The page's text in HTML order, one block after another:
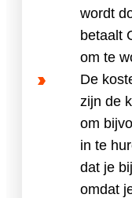
wordt
betaalt
om te
De
zijn de
om
in te
dat je
omdat